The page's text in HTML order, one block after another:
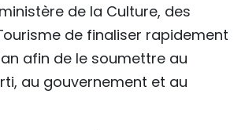
de la Culture, des
de finaliser rapidement
afin de le soumettre au
au gouvernement et au